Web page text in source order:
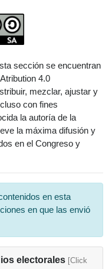
sección se encuentran
4.0
mezclar, ajustar y
con fines
la autoría de la
la máxima difusión y
en el Congreso y
en esta
en que las envió
electorales [Click